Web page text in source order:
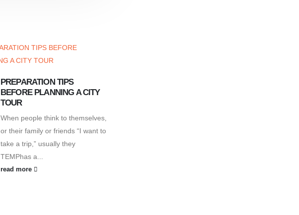
PREPARATION TIPS
BEFORE PLANNING A CITY
TOUR
When people think to themselves,
or their family or friends “I want to
take a trip,” usually they
TEMPhas a...
read more